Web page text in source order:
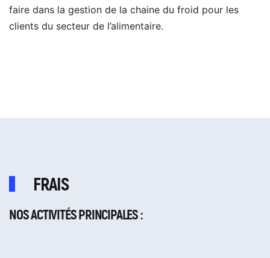
faire dans la gestion de la chaine du froid pour les
clients du secteur de l’alimentaire.
FRAIS
NOS ACTIVITÉS PRINCIPALES :